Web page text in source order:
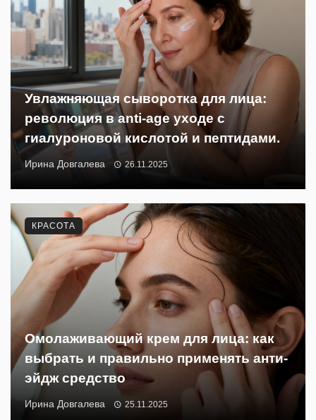
Увлажняющая сыворотка для лица:
революция в anti-age уходе с
гиалуроновой кислотой и пептидами.
Ирина Довгалева 26.11.2025
Омолаживающий крем для лица: как
выбрать и правильно применять анти-
эйдж средство
Ирина Довгалева 25.11.2025
КРАСОТА